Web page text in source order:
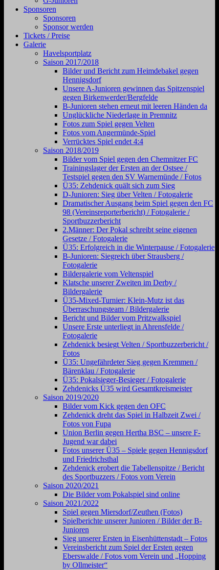
Sponsoren
Sponsoren
Sponsor werden
Tickets / Preise
Galerie
Havelsportplatz
Saison 2017/2018
Bilder und Bericht zum Heimdebakel gegen
Hennigsdorf
Unsere A-Junioren gewinnen das Spitzenspiel
gegen Birkenwerder/Bergfelde
B-Junioren stehen erneut mit leeren Händen da
Unglückliche Niederlage in Premnitz
Fotos zum Spiel gegen Velten
Fotos vom Angermünde-Spiel
Verrücktes Spiel endet 4:4
Saison 2018/2019
Bilder vom Spiel gegen den Chemnitzer FC
Trainingslager der Ersten an der Ostsee /
Testspiel gegen den SV Warnemünde / Fotos
Ü35: Zehdenick quält sich zum Sieg
D-Junioren: Sieg über Velten / Fotogalerie
Dramatischer Ausgang beim Spiel gegen den FC
98 (Vereinsreporterbericht) / Fotogalerie /
Sportbuzzerbericht
2.Männer: Der Pokal schreibt seine eigenen
Gesetze / Fotogalerie
Ü35: Erfolgreich in die Winterpause / Fotogalerie
B-Junioren: Siegreich über Strausberg /
Fotogalerie
Bildergalerie vom Veltenspiel
Klatsche unserer Zweiten im Derby /
Bildergalerie
Ü35-Mixed-Turnier: Klein-Mutz ist das
Überraschungsteam / Bildergalerie
Bericht und Bilder vom Pritzwalkspiel
Unsere Erste unterliegt in Ahrensfelde /
Fotogalerie
Zehdenick besiegt Velten / Sportbuzzerbericht /
Fotos
Ü35: Ungefährdeter Sieg gegen Kremmen /
Bärenklau / Fotogalerie
Ü35: Pokalsieger-Besieger / Fotogalerie
Zehdenicks Ü35 wird Gesamtkreismeister
Saison 2019/2020
Bilder vom Kick gegen den OFC
Zehdenick dreht das Spiel in Halbzeit Zwei /
Fotos von Fupa
Union Berlin gegen Hertha BSC – unsere F-
Jugend war dabei
Fotos unserer Ü35 – Spiele gegen Hennigsdorf
und Friedrichsthal
Zehdenick erobert die Tabellenspitze / Bericht
des Sportbuzzers / Fotos vom Verein
Saison 2020/2021
Die Bilder vom Pokalspiel sind online
Saison 2021/2022
Spiel gegen Miersdorf/Zeuthen (Fotos)
Spielberichte unserer Junioren / Bilder der B-
Junioren
Sieg unserer Ersten in Eisenhüttenstadt – Fotos
Vereinsbericht zum Spiel der Ersten gegen
Eberswalde / Fotos vom Verein und „Hopping
by Ollmeister“